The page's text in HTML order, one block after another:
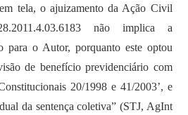
tela, o ajuizamento da Ação Civil
não implica a
para o Autor, porquanto este optou
de benefício previdenciário com
20/1998 e 41/2003’, e
da sentença coletiva” (STJ, AgInt